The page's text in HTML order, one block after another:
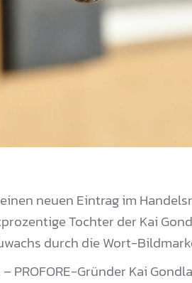
neuen Eintrag im
Tochter der Kai
durch die Wort-
PROFORE-Gründer Kai